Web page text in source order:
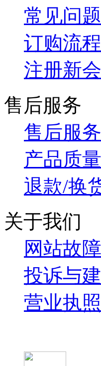
常见问题
订购流程
注册新
售后服务
售后服
产品质
退款/换
关于我们
网站故
投诉与
营业执